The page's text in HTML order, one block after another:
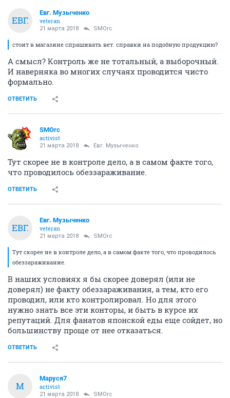
ЕВГ.
Евг. Музыченко
veteran
21 марта 2018 SMOrc
стоит в магазине спрашивать вет. справки на подобную продукцию?
А смысл? Контроль же не тотальный, а выборочный.
И наверняка во многих случаях проводится чисто
формально.
ОТВЕТИТЬ
SMOrc
activist
21 марта 2018 Евг. Музыченко
Тут скорее не в контроле дело, а в самом факте того,
что проводилось обеззараживание.
ОТВЕТИТЬ
ЕВГ.
Евг. Музыченко
veteran
21 марта 2018 SMOrc
Тут скорее не в контроле дело, а в самом факте того, что проводилось
обеззараживание.
В наших условиях я бы скорее доверял (или не
доверял) не факту обеззараживания, а тем, кто его
проводил, или кто контролировал. Но для этого
нужно знать все эти конторы, и быть в курсе их
репутаций. Для фанатов японской еды еще сойдет, но
большинству проще от нее отказаться.
ОТВЕТИТЬ
М
Маруся7
activist
21 марта 2018 SMOrc